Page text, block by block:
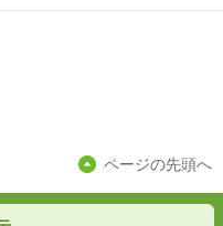
ページの先頭へ